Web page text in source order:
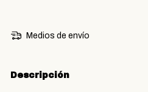
Medios de envío
Descripción